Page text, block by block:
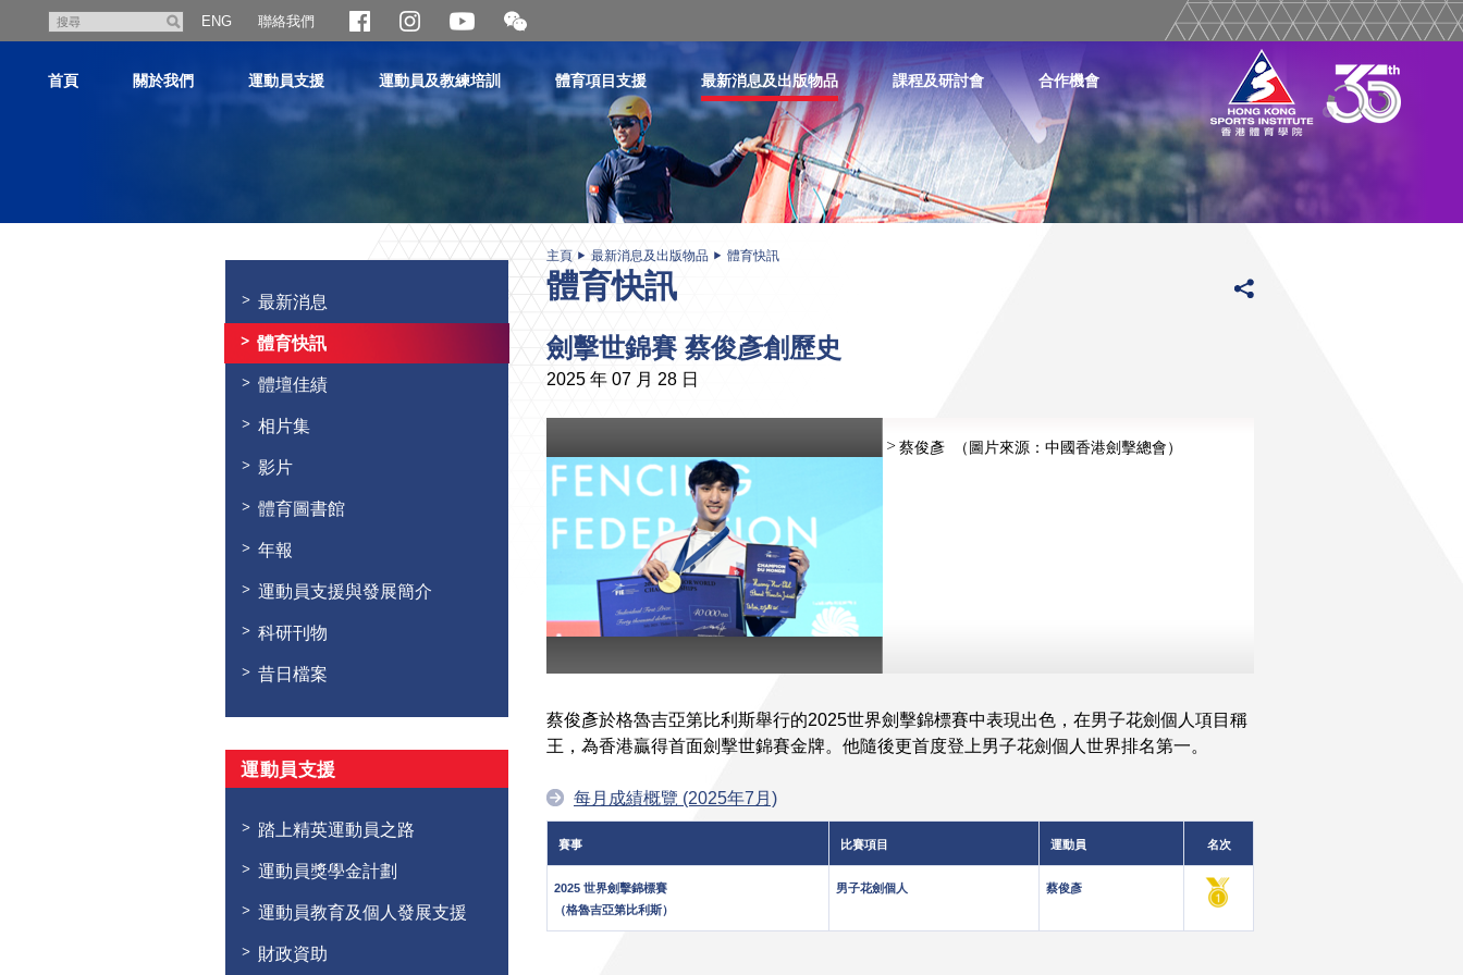
尋
ENG 聯絡我們
開
合
二
維
首頁 關於我們 運動員支援 運動員及教練培訓 體育項目支援 最新消息及出版物品 課程及研討會 合作機會
最新消息
體育快訊
體壇佳績
相片集
影片
體育圖書館
年報
運動員支援與發展簡介
科研刊物
昔日檔案
運動員支援
踏上精英運動員之路
運動員獎學金計劃
運動員教育及個人發展支援
財政資助
主頁 最新消息及出版物品 體育快訊
體育快訊
劍擊世錦賽 蔡俊彥創歷史
2025 年 07 月 28 日
蔡俊彥 （圖片來源：中國香港劍擊總會）
蔡俊彥於格魯吉亞第比利斯舉行的2025世界劍擊錦標賽中表現出色，在男子花劍個人項目稱
王，為香港贏得首面劍擊世錦賽金牌。他隨後更首度登上男子花劍個人世界排名第一。
每月成績概覽 (2025年7月)
賽事 比賽項目 運動員 名次
2025 世界劍擊錦標賽
（格魯吉亞第比利斯）
男子花劍個人 蔡俊彥